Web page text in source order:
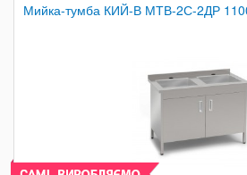
Мийка-тумба КИЙ-В МТВ-2С-2ДР